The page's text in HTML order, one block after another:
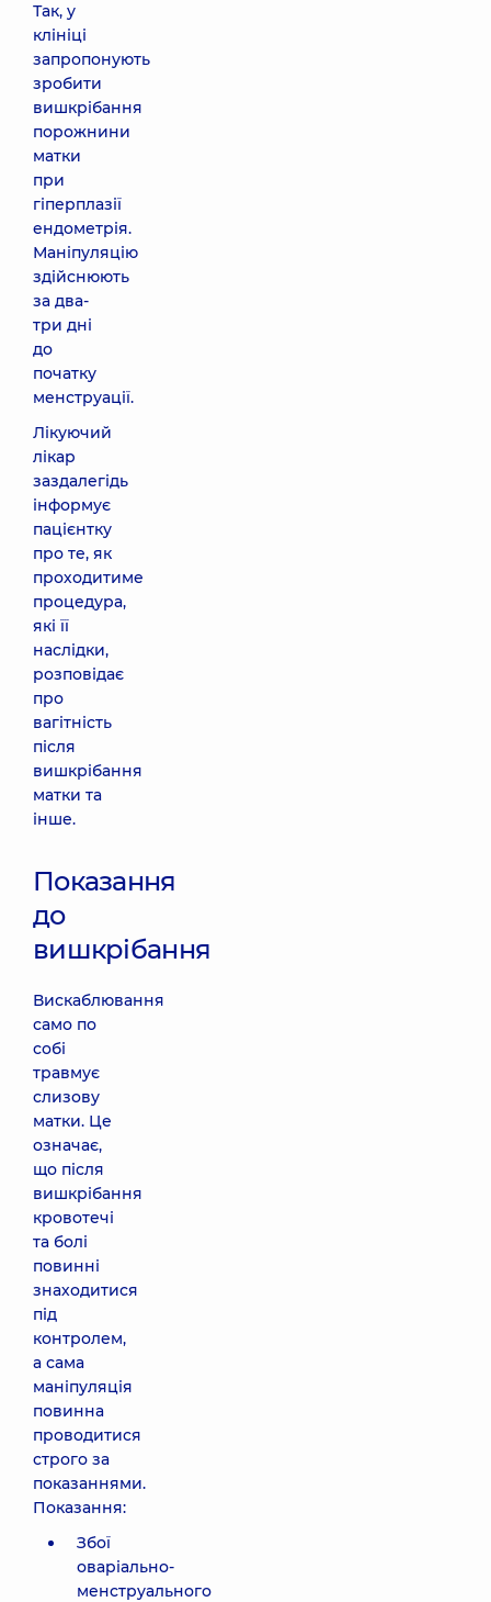
Так, у
клініці
запропонують
зробити
вишкрібання
порожнини
матки
при
гіперплазії
ендометрія.
Маніпуляцію
здійснюють
за два-
три дні
до
початку
менструації.
Лікуючий
лікар
заздалегідь
інформує
пацієнтку
про те, як
проходитиме
процедура,
які її
наслідки,
розповідає
про
вагітність
після
вишкрібання
матки та
інше.
Показання
до
вишкрібання
Вискаблювання
само по
собі
травмує
слизову
матки. Це
означає,
що після
вишкрібання
кровотечі
та болі
повинні
знаходитися
під
контролем,
а сама
маніпуляція
повинна
проводитися
строго за
показаннями.
Показання:
Збої
оваріально-
менструального